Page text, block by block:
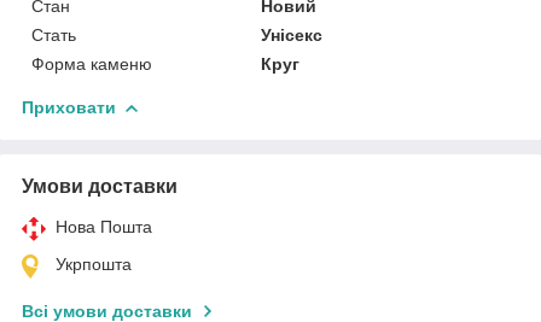
Стан
Новий
Стать
Унісекс
Форма каменю
Круг
Приховати
Умови доставки
Нова Пошта
Укрпошта
Всі умови доставки